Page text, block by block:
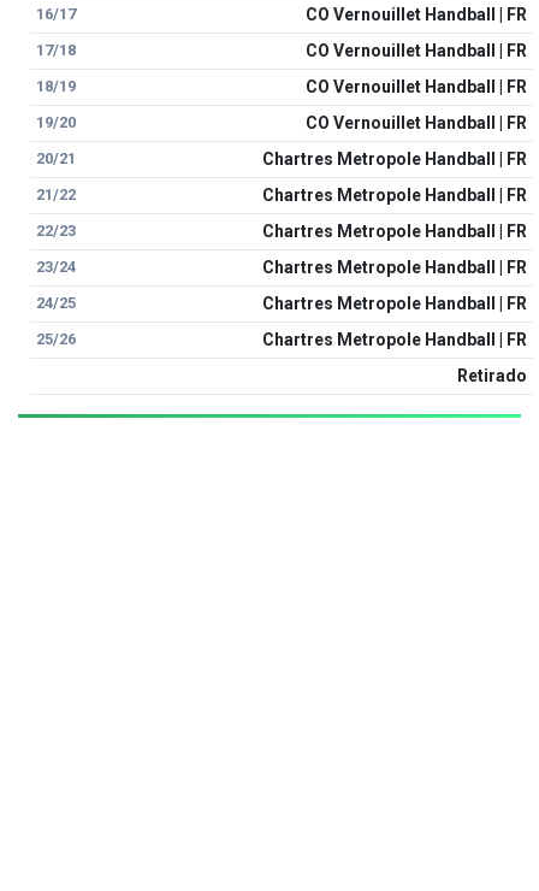
16/17 CO Vernouillet Handball | FR
17/18 CO Vernouillet Handball | FR
18/19 CO Vernouillet Handball | FR
19/20 CO Vernouillet Handball | FR
20/21 Chartres Metropole Handball | FR
21/22 Chartres Metropole Handball | FR
22/23 Chartres Metropole Handball | FR
23/24 Chartres Metropole Handball | FR
24/25 Chartres Metropole Handball | FR
25/26
Chartres Metropole Handball | FR
Retirado